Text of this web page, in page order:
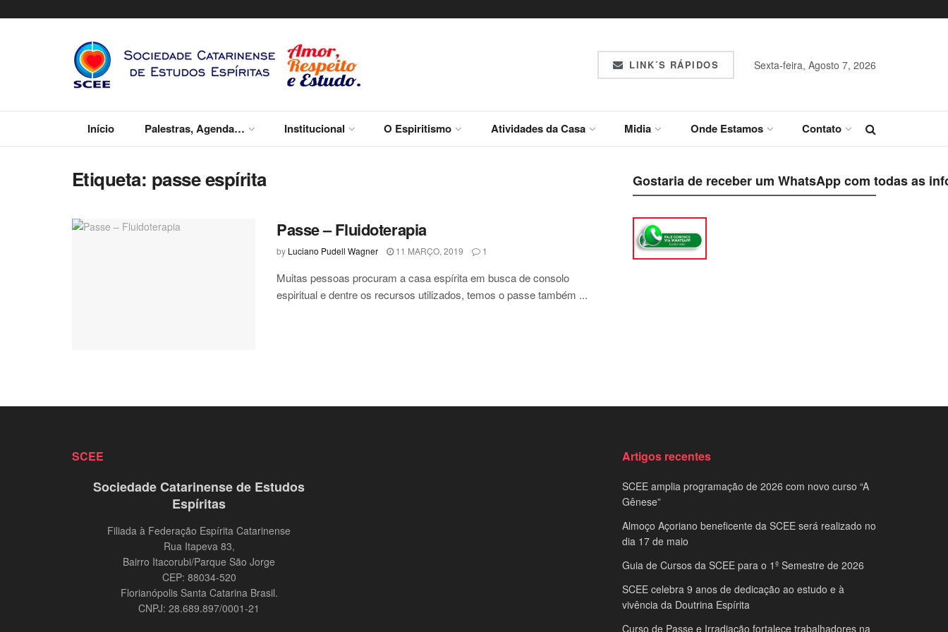
LINK´S RÁPIDOS Sexta-feira, Agosto 7, 2026
Início Palestras, Agenda… Institucional O Espiritismo Atividades da Casa Midia Onde Estamos Contato
Etiqueta: passe espírita
Passe – Fluidoterapia
by Luciano Pudell Wagner 11 MARÇO, 2019 1
Muitas pessoas procuram a casa espírita em busca de consolo
espiritual e dentre os recursos utilizados, temos o passe também ...
Gostaria de receber um WhatsApp com todas as
SCEE
Sociedade Catarinense de Estudos
Espíritas
Filiada à Federação Espírita Catarinense
Rua Itapeva 83,
Bairro Itacorubi/Parque São Jorge
CEP: 88034-520
Florianópolis Santa Catarina Brasil.
CNPJ: 28.689.897/0001-21
Artigos recentes
SCEE amplia programação de 2026 com novo curso “A
Gênese”
Almoço Açoriano beneficente da SCEE será realizado no
dia 17 de maio
Guia de Cursos da SCEE para o 1º Semestre de 2026
SCEE celebra 9 anos de dedicação ao estudo e à
vivência da Doutrina Espírita
Curso de Passe e Irradiação fortalece trabalhadores na